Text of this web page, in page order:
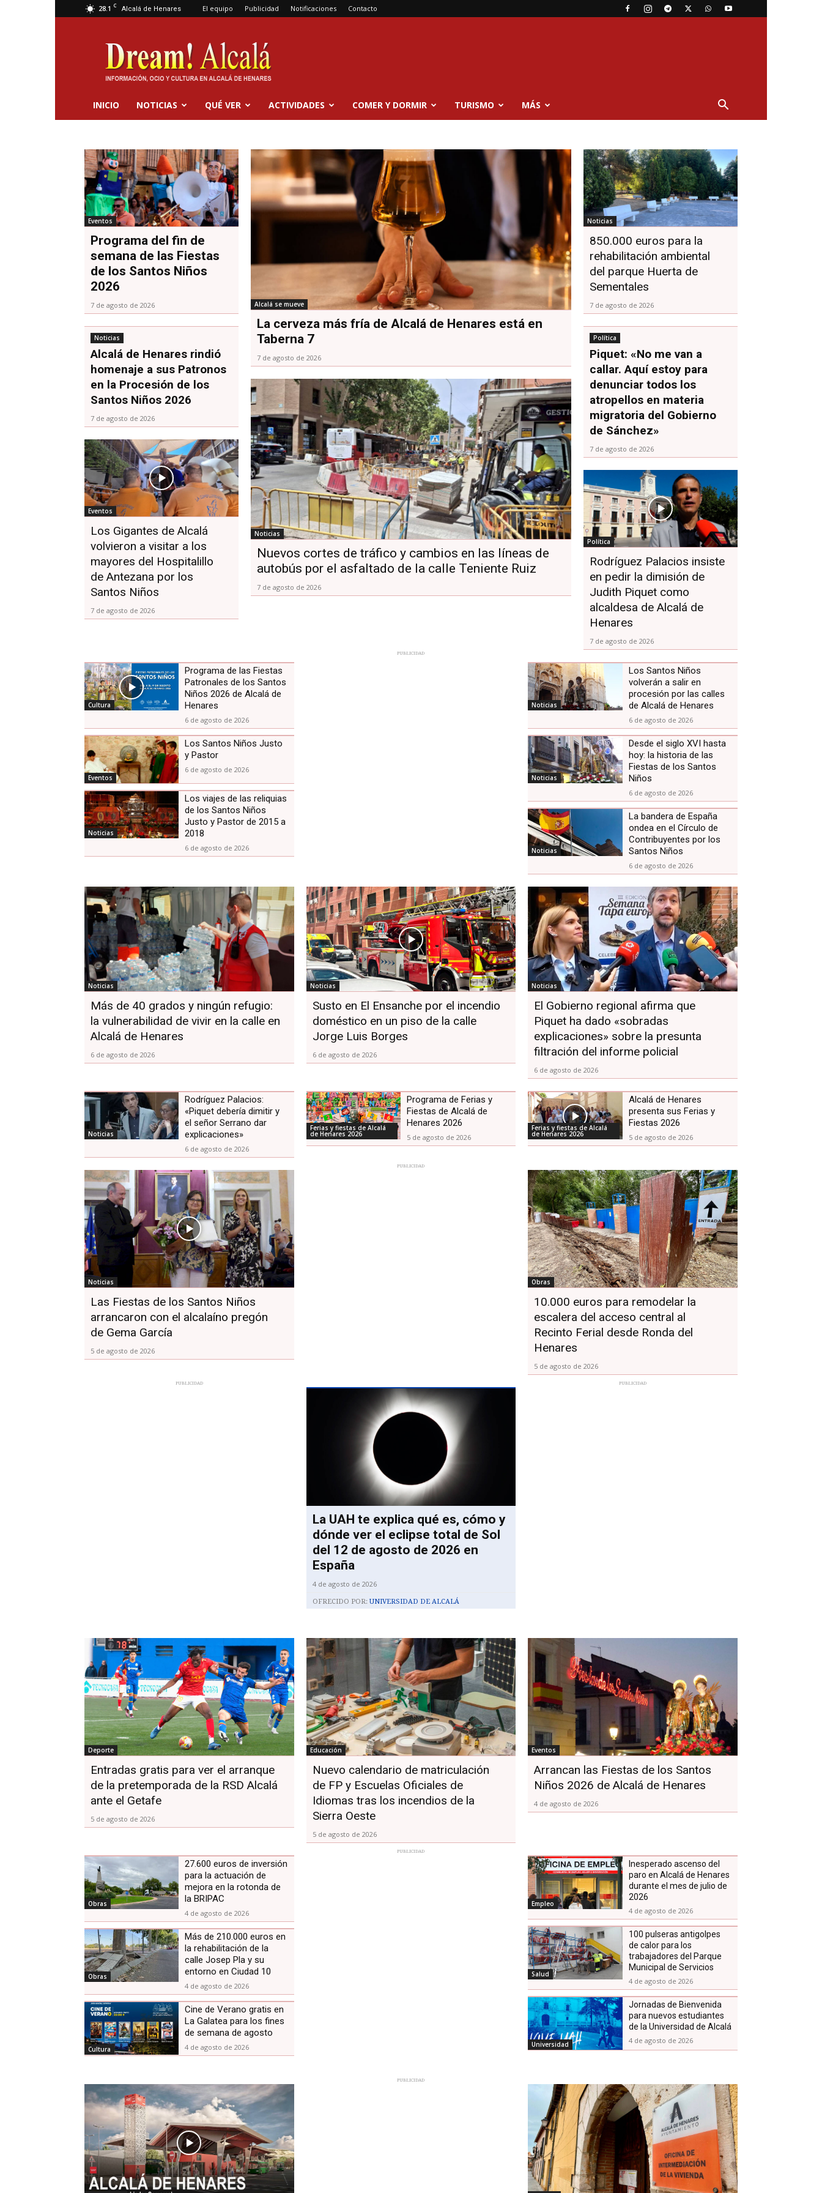
28.1 C Alcalá de Henares El equipo Publicidad Notificaciones Contacto
Dream
Alcalá
INICIO NOTICIAS QUÉ VER ACTIVIDADES COMER Y DORMIR TURISMO MÁS
Eventos
Programa del fin de
semana de las Fiestas
de los Santos Niños
2026
7 de agosto de 2026
Noticias
Alcalá de Henares rindió
homenaje a sus Patronos
en la Procesión de los
Santos Niños 2026
7 de agosto de 2026
Eventos
Los Gigantes de Alcalá
volvieron a visitar a los
mayores del Hospitalillo
de Antezana por los
Santos Niños
7 de agosto de 2026
Alcalá se mueve
La cerveza más fría de Alcalá de Henares está en
Taberna 7
7 de agosto de 2026
Noticias
Nuevos cortes de tráfico y cambios en las líneas de
autobús por el asfaltado de la calle Teniente Ruiz
7 de agosto de 2026
Noticias
850.000 euros para la
rehabilitación ambiental
del parque Huerta de
Sementales
7 de agosto de 2026
Política
Piquet: «No me van a
callar. Aquí estoy para
denunciar todos los
atropellos en materia
migratoria del Gobierno
de Sánchez»
7 de agosto de 2026
Política
Rodríguez Palacios insiste
en pedir la dimisión de
Judith Piquet como
alcaldesa de Alcalá de
Henares
7 de agosto de 2026
Cultura
Programa de las Fiestas
Patronales de los Santos
Niños 2026 de Alcalá de
Henares
6 de agosto de 2026
Eventos
Los Santos Niños Justo
y Pastor
6 de agosto de 2026
Noticias
Los viajes de las reliquias
de los Santos Niños
Justo y Pastor de 2015 a
2018
6 de agosto de 2026
PUBLICIDAD
Noticias
Los Santos Niños
volverán a salir en
procesión por las calles
de Alcalá de Henares
6 de agosto de 2026
Noticias
Desde el siglo XVI hasta
hoy: la historia de las
Fiestas de los Santos
Niños
6 de agosto de 2026
Noticias
La bandera de España
ondea en el Círculo de
Contribuyentes por los
Santos Niños
6 de agosto de 2026
Noticias
Más de 40 grados y ningún refugio:
la vulnerabilidad de vivir en la calle en
Alcalá de Henares
6 de agosto de 2026
Noticias
Susto en El Ensanche por el incendio
doméstico en un piso de la calle
Jorge Luis Borges
6 de agosto de 2026
Noticias
El Gobierno regional afirma que
Piquet ha dado «sobradas
explicaciones» sobre la presunta
filtración del informe policial
6 de agosto de 2026
Noticias
Rodríguez Palacios:
«Piquet debería dimitir y
el señor Serrano dar
explicaciones»
6 de agosto de 2026
Ferias y fiestas de Alcalá
de Henares 2026
Programa de Ferias y
Fiestas de Alcalá de
Henares 2026
5 de agosto de 2026
Ferias y fiestas de Alcalá
de Henares 2026
Alcalá de Henares
presenta sus Ferias y
Fiestas 2026
5 de agosto de 2026
Noticias
Las Fiestas de los Santos Niños
arrancaron con el alcalaíno pregón
de Gema García
5 de agosto de 2026
PUBLICIDAD
Obras
10.000 euros para remodelar la
escalera del acceso central al
Recinto Ferial desde Ronda del
Henares
5 de agosto de 2026
PUBLICIDAD
La UAH te explica qué es, cómo y
dónde ver el eclipse total de Sol
del 12 de agosto de 2026 en
España
4 de agosto de 2026
OFRECIDO POR: UNIVERSIDAD DE ALCALÁ
PUBLICIDAD
Deporte
Entradas gratis para ver el arranque
de la pretemporada de la RSD Alcalá
ante el Getafe
5 de agosto de 2026
Educación
Nuevo calendario de matriculación
de FP y Escuelas Oficiales de
Idiomas tras los incendios de la
Sierra Oeste
5 de agosto de 2026
Eventos
Arrancan las Fiestas de los Santos
Niños 2026 de Alcalá de Henares
4 de agosto de 2026
Obras
27.600 euros de inversión
para la actuación de
mejora en la rotonda de
la BRIPAC
4 de agosto de 2026
Obras
Más de 210.000 euros en
la rehabilitación de la
calle Josep Pla y su
entorno en Ciudad 10
4 de agosto de 2026
Cultura
Cine de Verano gratis en
La Galatea para los fines
de semana de agosto
4 de agosto de 2026
PUBLICIDAD
Empleo
Inesperado ascenso del
paro en Alcalá de Henares
durante el mes de julio de
2026
4 de agosto de 2026
Salud
100 pulseras antigolpes
de calor para los
trabajadores del Parque
Municipal de Servicios
4 de agosto de 2026
Universidad
Jornadas de Bienvenida
para nuevos estudiantes
de la Universidad de Alcalá
4 de agosto de 2026
PUBLICIDAD